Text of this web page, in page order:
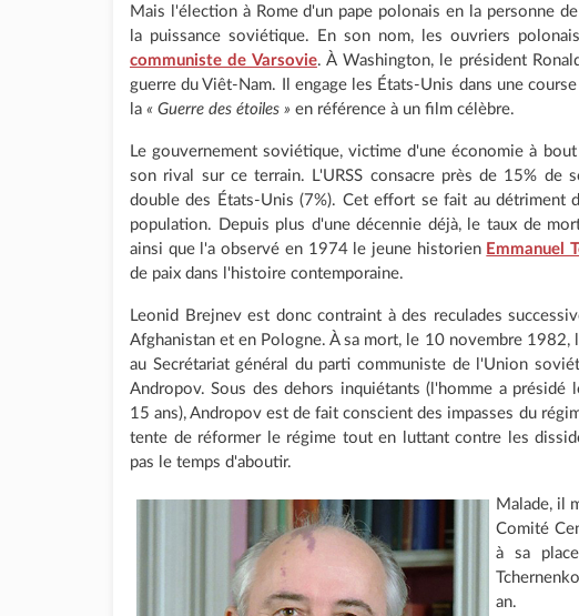
Mais l'élection à Rome d'un pape polonais en la personne
la puissance soviétique. En son nom, les ouvriers
communiste de Varsovie. À Washington, le président
guerre du Viêt-Nam. Il engage les États-Unis dans une
la « Guerre des étoiles » en référence à un film célèbre.
Le gouvernement soviétique, victime d'une économie à
son rival sur ce terrain. L'URSS consacre près de 15% de
double des États-Unis (7%). Cet effort se fait au détriment
population. Depuis plus d'une décennie déjà, le taux de
ainsi que l'a observé en 1974 le jeune historien Emmanuel
de paix dans l'histoire contemporaine.
Leonid Brejnev est donc contraint à des reculades
Afghanistan et en Pologne. À sa mort, le 10 novembre 1982,
au Secrétariat général du parti communiste de l'Union
Andropov. Sous des dehors inquiétants (l'homme a présidé
15 ans), Andropov est de fait conscient des impasses du
tente de réformer le régime tout en luttant contre les
pas le temps d'aboutir.
Malade, il
Comité
à sa
an.